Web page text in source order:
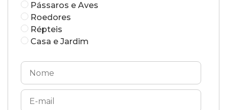
Pássaros e Aves
Roedores
Répteis
Casa e Jardim